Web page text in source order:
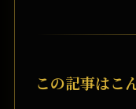
この記事はこ